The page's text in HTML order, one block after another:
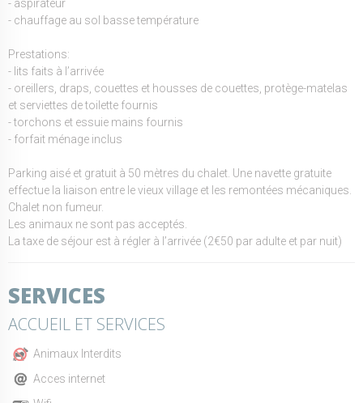
- aspirateur
- chauffage au sol basse température
Prestations:
- lits faits à l’arrivée
- oreillers, draps, couettes et housses de couettes, protège-matelas
et serviettes de toilette fournis
- torchons et essuie mains fournis
- forfait ménage inclus
Parking aisé et gratuit à 50 mètres du chalet. Une navette gratuite
effectue la liaison entre le vieux village et les remontées mécaniques.
Chalet non fumeur.
Les animaux ne sont pas acceptés.
La taxe de séjour est à régler à l’arrivée (2€50 par adulte et par nuit)
SERVICES
ACCUEIL ET SERVICES
Animaux Interdits
Acces internet